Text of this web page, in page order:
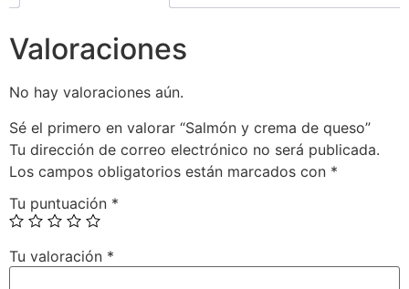
Valoraciones
No hay valoraciones aún.
Sé el primero en valorar “Salmón y crema de queso”
Tu dirección de correo electrónico no será publicada.
Los campos obligatorios están marcados con *
Tu puntuación *
Tu valoración *